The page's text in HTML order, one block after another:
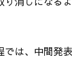
は、中間発